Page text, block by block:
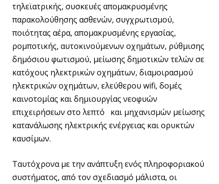
τηλεϊατρικής, συσκευές απομακρυσμένης
παρακολούθησης ασθενών, συγχρωτισμού,
ποιότητας αέρα, απομακρυσμένης εργασίας,
ρομποτικής, αυτοκινούμενων οχημάτων, ρύθμισης
δημόσιου φωτισμού, μείωσης δημοτικών τελών σε
κατόχους ηλεκτρικών οχημάτων, διαμοιρασμού
ηλεκτρικών οχημάτων, ελεύθερου wifi, δομές
καινοτομίας και δημιουργίας νεοφυών
επιχειρήσεων στο λεπτό
και μηχανισμών μείωσης
κατανάλωσης ηλεκτρικής ενέργειας και ορυκτών
καυσίμων.
Ταυτόχρονα με την ανάπτυξη ενός πληροφοριακού
συστήματος, από τον σχεδιασμό μάλιστα, οι